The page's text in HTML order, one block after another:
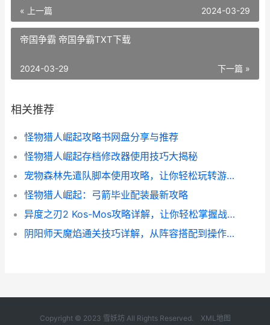
« 上一篇 2024-03-29
帝国争霸 帝国争霸TXT下载
下一篇 »
2024-03-29
相关推荐
怪物猎人崛起攻略书网盘分享与推荐
怪物猎人崛起存档修改器使用技巧大揭秘
宠物森林先遣队脚本使用攻略，让你轻松玩转游戏！
怪物猎人崛起：弓箭毕业配装最新攻略
异度之刃2 Kos-Mos攻略详解，让你轻松掌握战斗技巧
阴阳师天魔焰通关技巧详解，从阵容搭配到操作心得全都有！
Copyright © 2023 雪妖坊 All Rights Reserved. XML地图